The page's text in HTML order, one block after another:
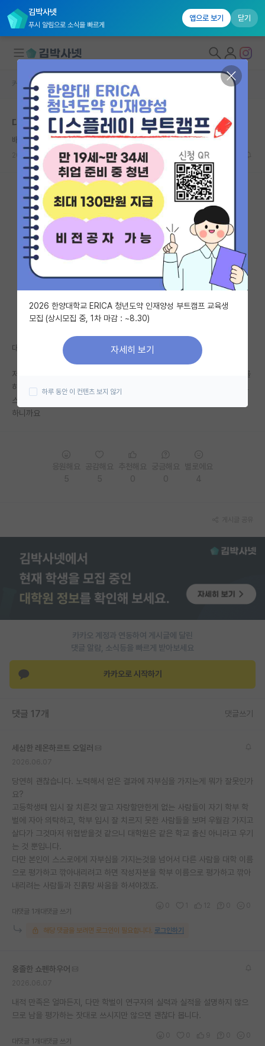
김박사넷
푸시 알림으로 소식을 빠르게
앱으로 보기 닫기
대학원생 모집
국내대학원 정보
연구실&오픈랩
커뮤니티
커뮤니티 홈
전체글보기
베스트 게시판
IF 명예의전당
자유 게시판(아무개랩)
미국 유학 게시판
미국 대학원 합격 후기 게시판
대학원생 모집 게시판
연구실(PI) 홍보 게시판
PI 전용 게시판
인문사회 계열 게시판
특수/전문대학원 게시판
반도체/AI 게시판
장학금/장학생 게시판
홍보 게시판
커리어
반도체 아카데미
재팬라운지 🌸
커뮤니티 홈 자유 게시판(아무개랩)
대학원 학벌
배고픈 알베르 카뮈
2026.06.07 17 5612
대학원 학벌에 대해 자부심 갖지 말라는 글을 봤는데요
저는 학부에서 열심히해서 대학원이라도 학부때 오고 싶었던 곳에서 연구를
하고 있는 제 자신이 자랑스럽고 그래도 이 학교 출신은 되는구나하면서 스
스로 만족하면서 살고 있는데 그래도 괜찮지 않나요..? 학교를 거닐때 행복
하니까요
카카오 계정과 연동하여 게시글에 달린
댓글 알람, 소식등을 빠르게 받아보세요
카카오로 시작하기
댓글 17개 댓글쓰기
세심한 레온하르트 오일러
당연히 괜찮습니다. 노력해서 얻은 결과에 자부심을 가지는게 뭐가 잘못인가
요?
고등학생때 입시 잘 치른것 말고 자랑할만한게 없는 사람들이 자기 학부 학
벌에 자아 의탁하고, 학부 입시 잘 치르지 못한 사람들을 보며 우월감 가지고
살다가 그것마저 위협받을것 같으니 대학원은 같은 학교 출신 아니라고 우기
는 것 뿐입니다.
다만 본인이 스스로에게 자부심을 가지는것을 넘어서 다른 사람을 대학 이름
으로 평가하고 깎아내리려고 하면 작성자분을 학부 이름으로 평가하고 깎아
내리려는 사람들과 진흙탕 싸움을 하셔야겠죠.
대댓글 1개 대댓글 쓰기
해당 댓글을 보려면 로그인이 필요합니다. 로그인하기
옹졸한 쇼펜하우어
내적 만족은 얼마든지, 다만 학벌이 연구자의 실력과 실적을 설명하지 않으
므로 남을 평가하는 잣대로 쓰시지만 않으면 괜찮다 봅니다.
대댓글 1개 대댓글 쓰기
2026 한양대학교 ERICA 청년도약 인재양성 부트캠프 교육생
모집 (상시모집 중, 1차 마감 : ~8.30)
자세히 보기
하루 동안 이 컨텐츠 보지 않기